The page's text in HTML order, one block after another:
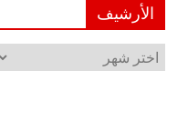
الأرشيف
الأرشيف